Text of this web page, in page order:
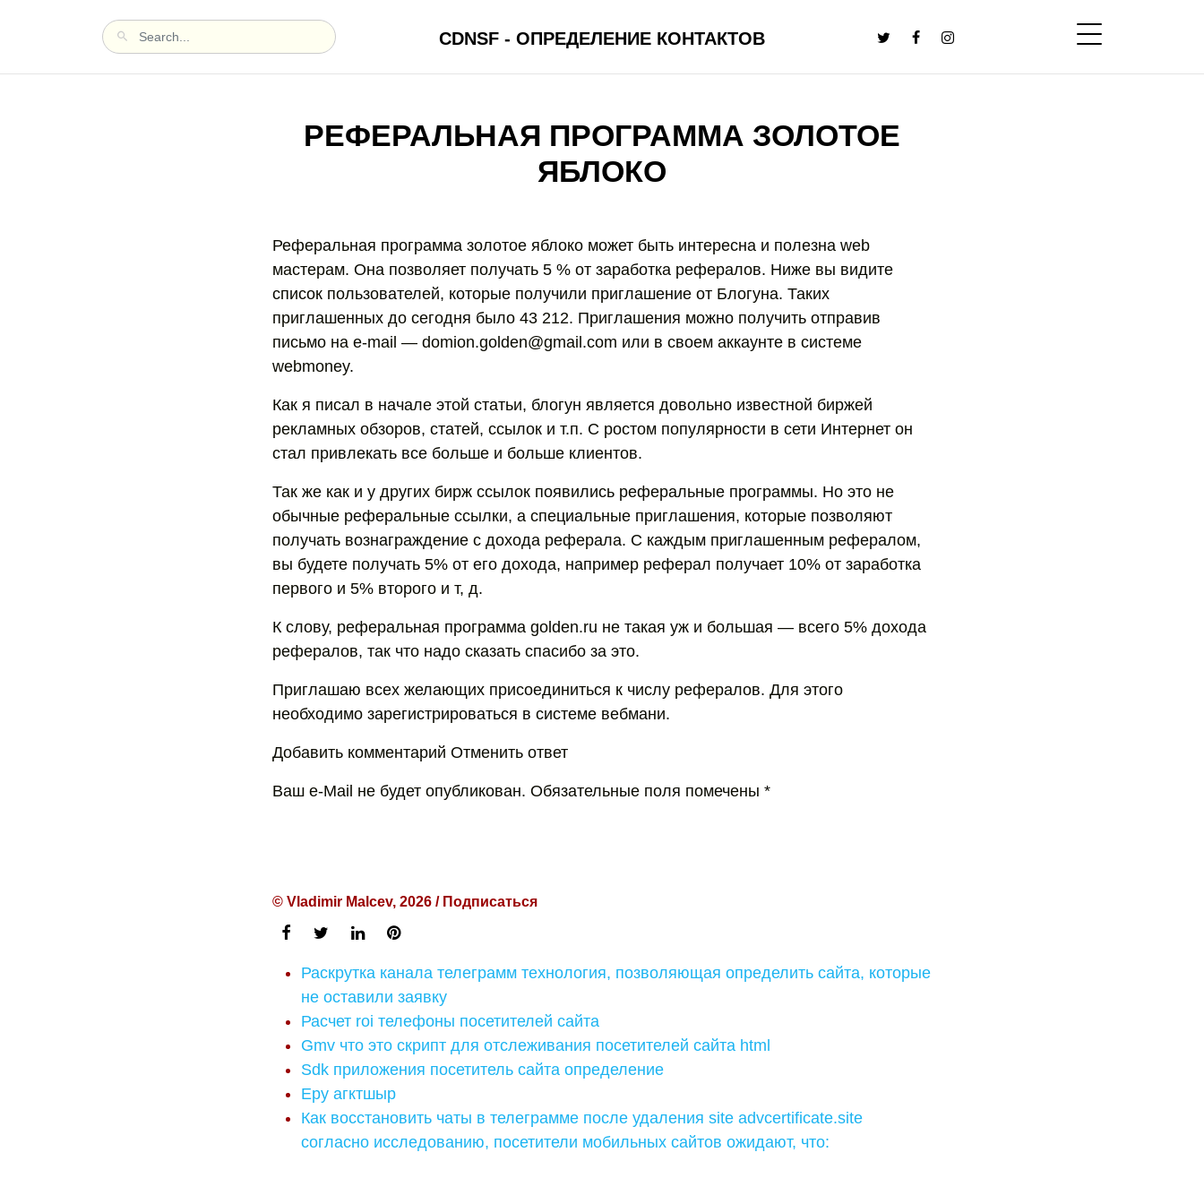
CDNSF - ОПРЕДЕЛЕНИЕ КОНТАКТОВ
РЕФЕРАЛЬНАЯ ПРОГРАММА ЗОЛОТОЕ
ЯБЛОКО
Реферальная программа золотое яблоко может быть интересна и полезна web
мастерам. Она позволяет получать 5 % от заработка рефералов. Ниже вы видите
список пользователей, которые получили приглашение от Блогуна. Таких
приглашенных до сегодня было 43 212. Приглашения можно получить отправив
письмо на e-mail — domion.golden@gmail.com или в своем аккаунте в системе
webmoney.
Как я писал в начале этой статьи, блогун является довольно известной биржей
рекламных обзоров, статей, ссылок и т.п. С ростом популярности в сети Интернет он
стал привлекать все больше и больше клиентов.
Так же как и у других бирж ссылок появились реферальные программы. Но это не
обычные реферальные ссылки, а специальные приглашения, которые позволяют
получать вознаграждение с дохода реферала. С каждым приглашенным рефералом,
вы будете получать 5% от его дохода, например реферал получает 10% от заработка
первого и 5% второго и т, д.
К слову, реферальная программа golden.ru не такая уж и большая — всего 5% дохода
рефералов, так что надо сказать спасибо за это.
Приглашаю всех желающих присоединиться к числу рефералов. Для этого
необходимо зарегистрироваться в системе вебмани.
Добавить комментарий Отменить ответ
Ваш e-Mail не будет опубликован. Обязательные поля помечены *
© Vladimir Malcev, 2026 / Подписаться
Раскрутка канала телеграмм технология, позволяющая определить сайта, которые
не оставили заявку
Расчет roi телефоны посетителей сайта
Gmv что это скрипт для отслеживания посетителей сайта html
Sdk приложения посетитель сайта определение
Еру агктшыр
Как восстановить чаты в телеграмме после удаления site advcertificate.site
согласно исследованию, посетители мобильных сайтов ожидают, что: